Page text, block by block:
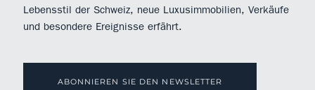
Lebensstil der Schweiz, neue Luxusimmobilien, Verkäufe
und besondere Ereignisse erfährt.
ABONNIEREN SIE DEN NEWSLETTER